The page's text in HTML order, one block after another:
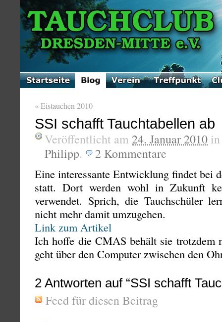
«Eistauchen 2010
SSI schafft Tauchtabellen ab
Veröffentlicht am 24. Januar 2010
Philipp. 2 Kommentare
Eine interessante Entwicklung findet bei
statt. Dort werden wohl in Zukunft
verwendet. Sprich, die Tauchschüler
nicht mehr damit umzugehen.
Link zum Artikel
Ich hoffe die CMAS behält sie trotzdem
geht über den Computer zwischen den
2 Antworten auf “SSI schafft
Feed für diesen Beitrag